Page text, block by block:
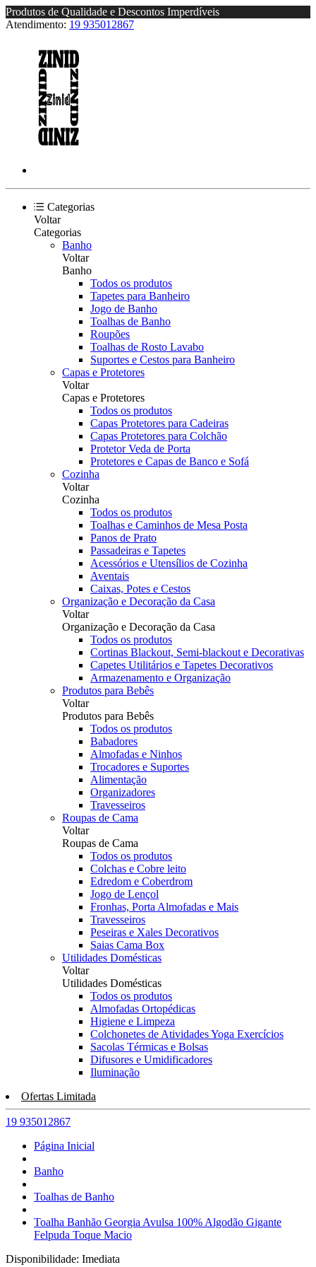
Produtos de Qualidade e Descontos Imperdíveis
Atendimento: 19 935012867
Categorias
Voltar
Categorias
Banho
Voltar
Banho
Todos os produtos
Tapetes para Banheiro
Jogo de Banho
Toalhas de Banho
Roupões
Toalhas de Rosto Lavabo
Suportes e Cestos para Banheiro
Capas e Protetores
Voltar
Capas e Protetores
Todos os produtos
Capas Protetores para Cadeiras
Capas Protetores para Colchão
Protetor Veda de Porta
Protetores e Capas de Banco e Sofá
Cozinha
Voltar
Cozinha
Todos os produtos
Toalhas e Caminhos de Mesa Posta
Panos de Prato
Passadeiras e Tapetes
Acessórios e Utensílios de Cozinha
Aventais
Caixas, Potes e Cestos
Organização e Decoração da Casa
Voltar
Organização e Decoração da Casa
Todos os produtos
Cortinas Blackout, Semi-blackout e Decorativas
Capetes Utilitários e Tapetes Decorativos
Armazenamento e Organização
Produtos para Bebês
Voltar
Produtos para Bebês
Todos os produtos
Babadores
Almofadas e Ninhos
Trocadores e Suportes
Alimentação
Organizadores
Travesseiros
Roupas de Cama
Voltar
Roupas de Cama
Todos os produtos
Colchas e Cobre leito
Edredom e Coberdrom
Jogo de Lençol
Fronhas, Porta Almofadas e Mais
Travesseiros
Peseiras e Xales Decorativos
Saias Cama Box
Utilidades Domésticas
Voltar
Utilidades Domésticas
Todos os produtos
Almofadas Ortopédicas
Higiene e Limpeza
Colchonetes de Atividades Yoga Exercícios
Sacolas Térmicas e Bolsas
Difusores e Umidificadores
Iluminação
Ofertas Limitada
19 935012867
Página Inicial
Banho
Toalhas de Banho
Toalha Banhão Georgia Avulsa 100% Algodão Gigante
Felpuda Toque Macio
Disponibilidade: Imediata